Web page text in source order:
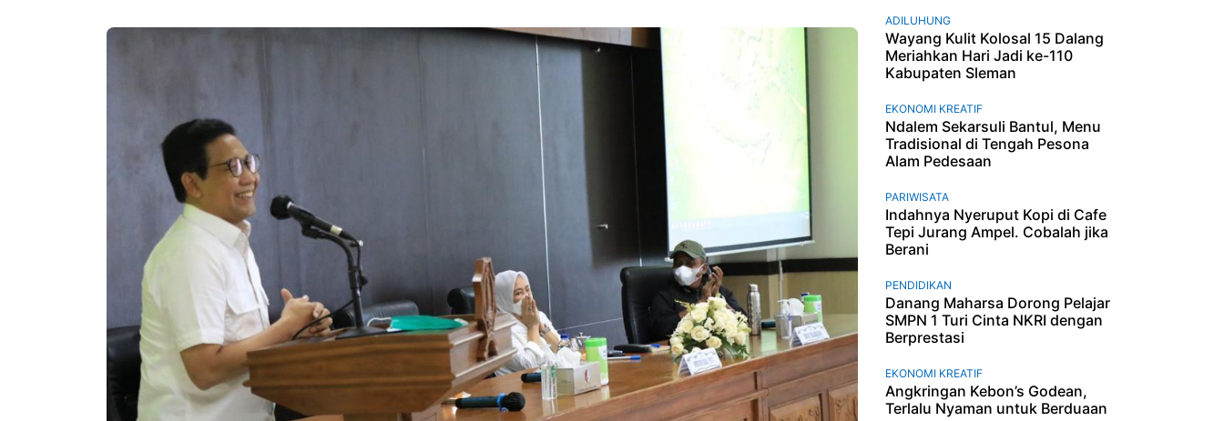
ADILUHUNG
Wayang Kulit Kolosal 15 Dalang
Meriahkan Hari Jadi ke-110
Kabupaten Sleman
EKONOMI KREATIF
Ndalem Sekarsuli Bantul, Menu
Tradisional di Tengah Pesona
Alam Pedesaan
PARIWISATA
Indahnya Nyeruput Kopi di Cafe
Tepi Jurang Ampel. Cobalah jika
Berani
PENDIDIKAN
Danang Maharsa Dorong Pelajar
SMPN 1 Turi Cinta NKRI dengan
Berprestasi
EKONOMI KREATIF
Angkringan Kebon’s Godean,
Terlalu Nyaman untuk Berduaan